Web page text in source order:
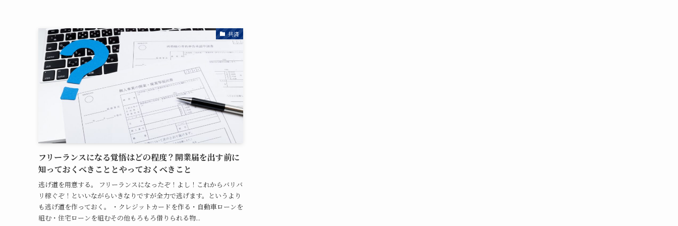
共済
フリーランスになる覚悟はどの程度？開業届を出す前に
知っておくべきこととやっておくべきこと
逃げ道を用意する。 フリーランスになったぞ！よし！これからバリバ
リ稼ぐぞ！といいながらいきなりですが全力で逃げます。というより
も逃げ道を作っておく。 ・クレジットカードを作る・自動車ローンを
組む・住宅ローンを組むその他もろもろ借りられる物...